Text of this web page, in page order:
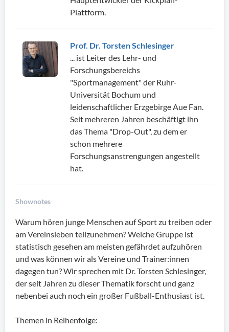
Plattform.
Prof. Dr. Torsten Schlesinger
... ist Leiter des Lehr- und
Forschungsbereichs
"Sportmanagement" der Ruhr-
Universität Bochum und
leidenschaftlicher Erzgebirge Aue Fan.
Seit mehreren Jahren beschäftigt ihn
das Thema "Drop-Out", zu dem er
schon mehrere
Forschungsanstrengungen angestellt
hat.
Shownotes
Warum hören junge Menschen auf Sport zu treiben oder
am Vereinsleben teilzunehmen? Welche Gruppe ist
statistisch gesehen am meisten gefährdet aufzuhören
und was können wir als Vereine und Trainer:innen
dagegen tun? Wir sprechen mit Dr. Torsten Schlesinger,
der seit Jahren zu dieser Thematik forscht und ganz
nebenbei auch noch ein großer Fußball-Enthusiast ist.
Themen in Reihenfolge: